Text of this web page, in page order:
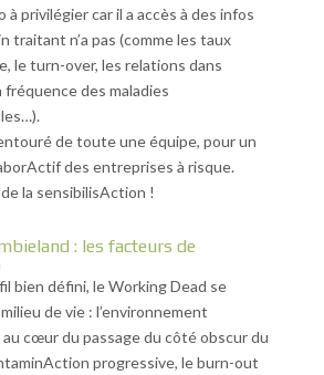
à privilégier car il a accès à des infos
traitant n’a pas (comme les taux
le turn-over, les relations dans
fréquence des maladies
de toute une équipe, pour un
des entreprises à risque.
la sensibilisAction !
: les facteurs de
bien défini, le Working Dead se
de vie : l’environnement
cœur du passage du côté obscur du
progressive, le burn-out